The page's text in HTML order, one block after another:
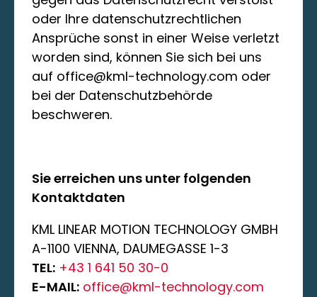
oder Ihre datenschutzrechtlichen
Ansprüche sonst in einer Weise verletzt
worden sind, können Sie sich bei uns
auf office@kml-technology.com oder
bei der Datenschutzbehörde
beschweren.
Sie erreichen uns unter folgenden
Kontaktdaten
KML LINEAR MOTION TECHNOLOGY GMBH
A-1100 VIENNA, DAUMEGASSE 1-3
TEL: +43 1 641 50 30-0
E-MAIL: office@kml-technology.com